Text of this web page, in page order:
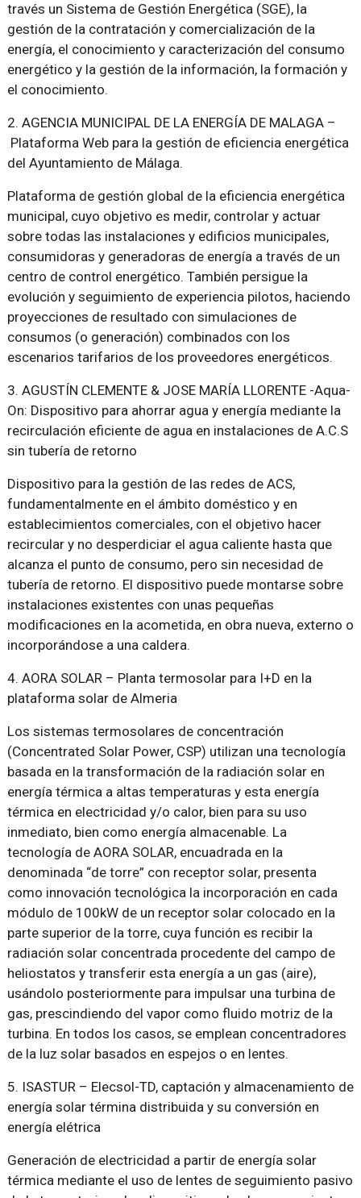
través un Sistema de Gestión Energética (SGE), la
gestión de la contratación y comercialización de la
energía, el conocimiento y caracterización del consumo
energético y la gestión de la información, la formación y
el conocimiento.
2. AGENCIA MUNICIPAL DE LA ENERGÍA DE MALAGA –
Plataforma Web para la gestión de eficiencia energética
del Ayuntamiento de Málaga.
Plataforma de gestión global de la eficiencia energética
municipal, cuyo objetivo es medir, controlar y actuar
sobre todas las instalaciones y edificios municipales,
consumidoras y generadoras de energía a través de un
centro de control energético. También persigue la
evolución y seguimiento de experiencia pilotos, haciendo
proyecciones de resultado con simulaciones de
consumos (o generación) combinados con los
escenarios tarifarios de los proveedores energéticos.
3. AGUSTÍN CLEMENTE & JOSE MARÍA LLORENTE -Aqua-
On: Dispositivo para ahorrar agua y energía mediante la
recirculación eficiente de agua en instalaciones de A.C.S
sin tubería de retorno
Dispositivo para la gestión de las redes de ACS,
fundamentalmente en el ámbito doméstico y en
establecimientos comerciales, con el objetivo hacer
recircular y no desperdiciar el agua caliente hasta que
alcanza el punto de consumo, pero sin necesidad de
tubería de retorno. El dispositivo puede montarse sobre
instalaciones existentes con unas pequeñas
modificaciones en la acometida, en obra nueva, externo o
incorporándose a una caldera.
4. AORA SOLAR – Planta termosolar para I+D en la
plataforma solar de Almeria
Los sistemas termosolares de concentración
(Concentrated Solar Power, CSP) utilizan una tecnología
basada en la transformación de la radiación solar en
energía térmica a altas temperaturas y esta energía
térmica en electricidad y/o calor, bien para su uso
inmediato, bien como energía almacenable. La
tecnología de AORA SOLAR, encuadrada en la
denominada “de torre” con receptor solar, presenta
como innovación tecnológica la incorporación en cada
módulo de 100kW de un receptor solar colocado en la
parte superior de la torre, cuya función es recibir la
radiación solar concentrada procedente del campo de
heliostatos y transferir esta energía a un gas (aire),
usándolo posteriormente para impulsar una turbina de
gas, prescindiendo del vapor como fluido motriz de la
turbina. En todos los casos, se emplean concentradores
de la luz solar basados en espejos o en lentes.
5. ISASTUR – Elecsol-TD, captación y almacenamiento de
energía solar términa distribuida y su conversión en
energía elétrica
Generación de electricidad a partir de energía solar
térmica mediante el uso de lentes de seguimiento pasivo